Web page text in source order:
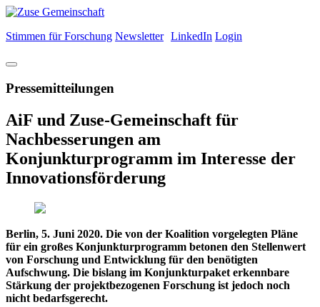
Stimmen für Forschung Newsletter LinkedIn Login
Pressemitteilungen
AiF und Zuse-Gemeinschaft für
Nachbesserungen am
Konjunkturprogramm im Interesse der
Innovationsförderung
Berlin, 5. Juni 2020. Die von der Koalition vorgelegten Pläne
für ein großes Konjunkturprogramm betonen den Stellenwert
von Forschung und Entwicklung für den benötigten
Aufschwung. Die bislang im Konjunkturpaket erkennbare
Stärkung der projektbezogenen Forschung ist jedoch noch
nicht bedarfsgerecht.